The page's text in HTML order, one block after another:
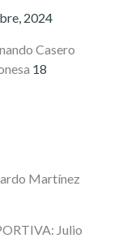
2024
Casero
18
Martínez
Julio